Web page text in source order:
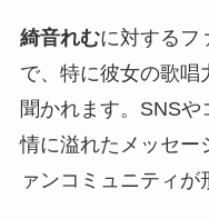
綺音れむに対するフ
で、特に彼女の歌唱
聞かれます。SNS
情に溢れたメッセー
ァンコミュニティが